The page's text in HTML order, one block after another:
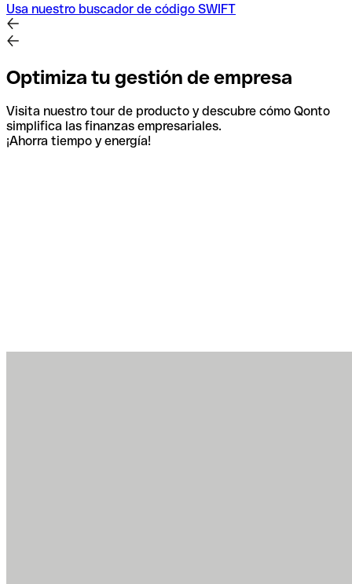
Usa nuestro buscador de código SWIFT
Optimiza tu gestión de empresa
Visita nuestro tour de producto y descubre cómo Qonto
simplifica las finanzas empresariales.
¡Ahorra tiempo y energía!